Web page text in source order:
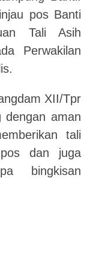
pos Banti
Tali Asih
Perwakilan
XII/Tpr
dengan aman
tali
dan juga
bingkisan